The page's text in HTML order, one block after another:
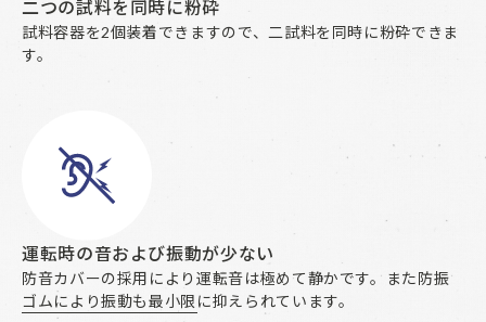
二つの試料を同時に粉砕
試料容器を2個装着できますので、二試料を同時に粉砕できま
す。
運転時の音および振動が少ない
防音カバーの採用により運転音は極めて静かです。また防振
ゴムにより振動も最小限に抑えられています。